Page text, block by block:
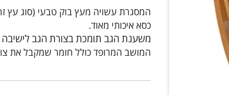
המסגרת עשויה מעץ בוק טבעי (סוג עץ
כסא איכותי מאוד.
משענת הגב תומכת בצורת הגב לישיבה
המושב המרופד כולל חומר שמקבל את